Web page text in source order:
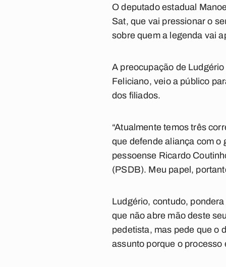
O deputado estadual
Sat, que vai pressionar o
sobre quem a legenda vai
A preocupação de
Feliciano, veio a público
dos filiados.
“Atualmente temos três
que defende aliança com o
pessoense Ricardo
(PSDB). Meu papel,
Ludgério, contudo,
que não abre mão deste
pedetista, mas pede que o
assunto porque o processo